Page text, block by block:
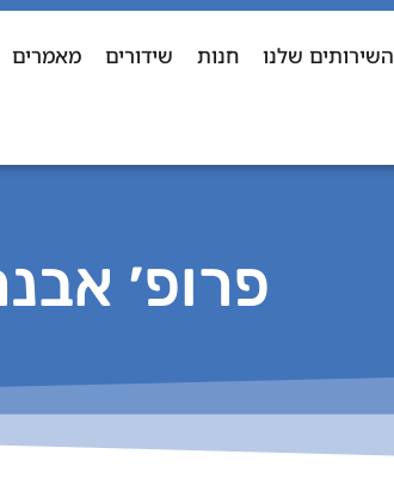
השירותים שלנו חנות שידורים מאמרים
פרופ׳